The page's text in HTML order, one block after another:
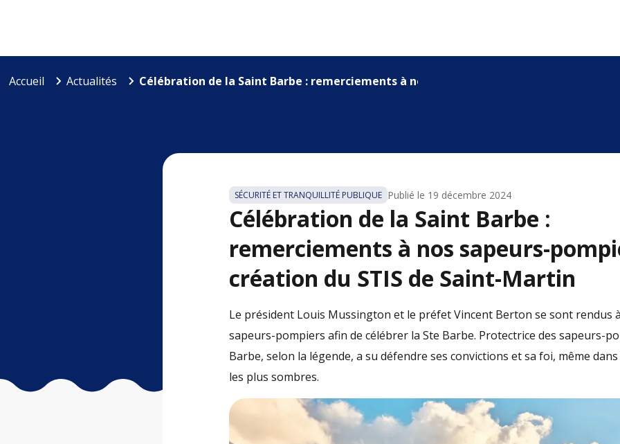
Accueil Actualités Célébration de la Saint Barbe : remerciements à nos sapeurs-...
SÉCURITÉ ET TRANQUILLITÉ PUBLIQUE Publié le 19 décembre 2024
Célébration de la Saint Barbe :
remerciements à nos sapeurs-
création du STIS de Saint-Martin
Le président Louis Mussington et le préfet Vincent Berton se sont rendus
sapeurs-pompiers afin de célébrer la Ste Barbe. Protectrice des sapeurs-
Barbe, selon la légende, a su défendre ses convictions et sa foi, même
les plus sombres.